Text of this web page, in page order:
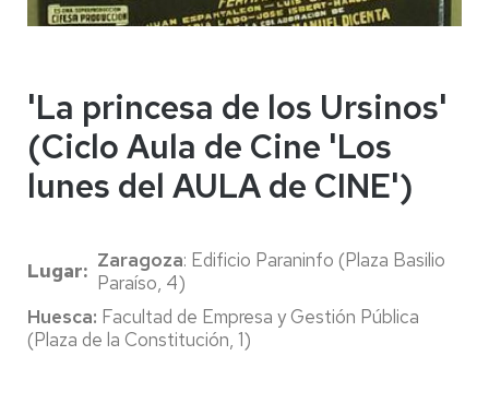
'La princesa de los Ursinos'
(Ciclo Aula de Cine 'Los
lunes del AULA de CINE')
Lugar Zaragoza: Edificio Paraninfo (Plaza Basilio
Paraíso, 4)
Huesca: Facultad de Empresa y Gestión Pública
(Plaza de la Constitución, 1)